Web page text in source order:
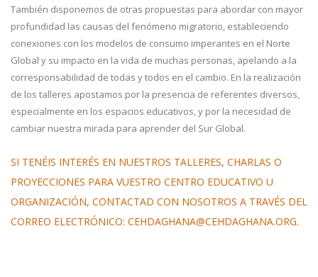
También disponemos de otras propuestas para abordar con mayor
profundidad las causas del fenómeno migratorio, estableciendo
conexiones con los modelos de consumo imperantes en el Norte
Global y su impacto en la vida de muchas personas, apelando a la
corresponsabilidad de todas y todos en el cambio. En la realización
de los talleres apostamos por la presencia de referentes diversos,
especialmente en los espacios educativos, y por la necesidad de
cambiar nuestra mirada para aprender del Sur Global.
SI TENÉIS INTERÉS EN NUESTROS TALLERES, CHARLAS O
PROYECCIONES PARA VUESTRO CENTRO EDUCATIVO U
ORGANIZACIÓN, CONTACTAD CON NOSOTROS A TRAVÉS DEL
CORREO ELECTRÓNICO: CEHDAGHANA@CEHDAGHANA.ORG.